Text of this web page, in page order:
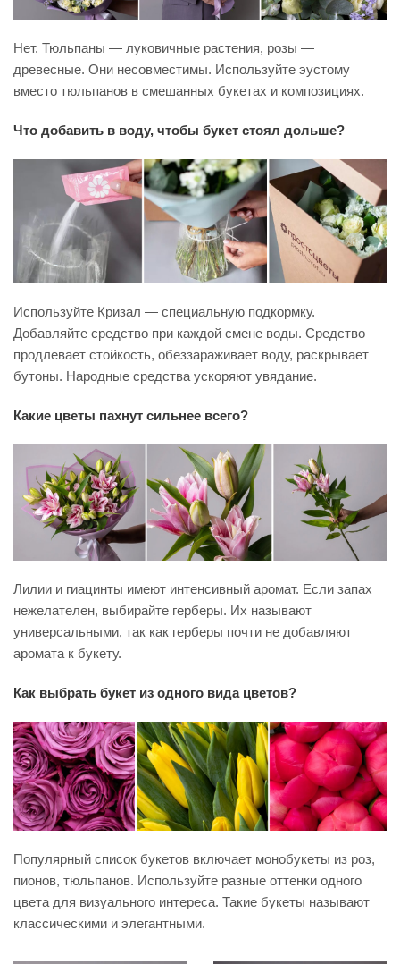
Нет. Тюльпаны — луковичные растения, розы —
древесные. Они несовместимы. Используйте эустому
вместо тюльпанов в смешанных букетах и композициях.
Что добавить в воду, чтобы букет стоял дольше?
Используйте Кризал — специальную подкормку.
Добавляйте средство при каждой смене воды. Средство
продлевает стойкость, обеззараживает воду, раскрывает
бутоны. Народные средства ускоряют увядание.
Какие цветы пахнут сильнее всего?
Лилии и гиацинты имеют интенсивный аромат. Если запах
нежелателен, выбирайте герберы. Их называют
универсальными, так как герберы почти не добавляют
аромата к букету.
Как выбрать букет из одного вида цветов?
Популярный список букетов включает монобукеты из роз,
пионов, тюльпанов. Используйте разные оттенки одного
цвета для визуального интереса. Такие букеты называют
классическими и элегантными.